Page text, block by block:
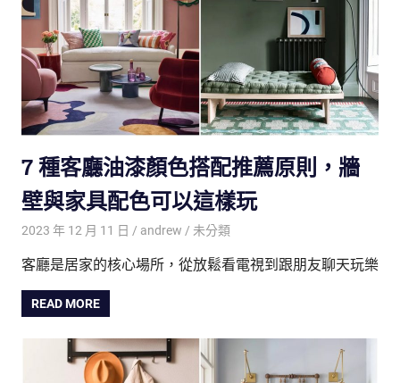
7 種客廳油漆顏色搭配推薦原則，牆
壁與家具配色可以這樣玩
2023 年 12 月 11 日 andrew 未分類
客廳是居家的核心場所，從放鬆看電視到跟朋友聊天玩樂
READ MORE